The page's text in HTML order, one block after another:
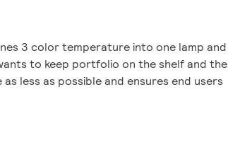
3 color temperature into one lamp and
to keep portfolio on the shelf and the
less as possible and ensures end users